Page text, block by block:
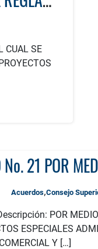
CUAL SE
Acuerdos,Consejo
POR
ESPECIALES
Y […]